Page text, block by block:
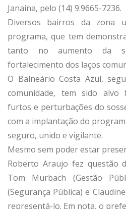
Janaina, pelo (14) 9.9665-7236.
Diversos bairros da zona
programa, que tem
tanto no aumento da
fortalecimento dos laços
O Balneário Costa Azul,
comunidade, tem sido alvo
furtos e perturbações do
com a implantação do
seguro, unido e vigilante.
Mesmo sem poder estar
Roberto Araujo fez questão
Tom Murbach (Gestão
(Segurança Pública) e
representá-lo. Em nota, o